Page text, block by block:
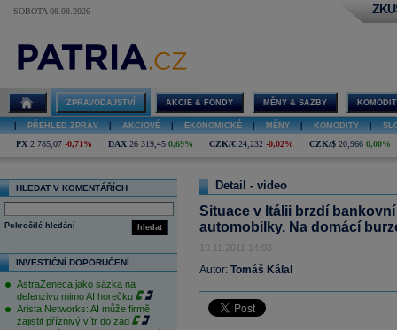
SOBOTA 08.08.2026
brzdí bankovní
sektor, ze
naopak těží
automobilky.
Na domácí
burze tahouny
ČEZ a Erste
ZPRAVODAJSTVÍ AKCIE & FONDY MĚNY & SAZBY
PŘEHLED ZPRÁV AKCIOVÉ EKONOMICKÉ MĚNY KOMODITY
PX 2 785,07 -0,71% DAX 26 319,45 0,69% CZK/€ 24,232 -0,02% CZK/$ 20,966 0,00%
HLEDAT V KOMENTÁŘÍCH
hledat
Pokročilé hledání
INVESTIČNÍ DOPORUČENÍ
AstraZeneca jako sázka na
defenzivu mimo AI horečku
Arista Networks: AI může firmě
zajistit příznivý vítr do zad
Detail - video
Situace v Itálii brzdí
automobilky. Na domácí
10.11.2011 14:03
Autor: Tomáš Kálal